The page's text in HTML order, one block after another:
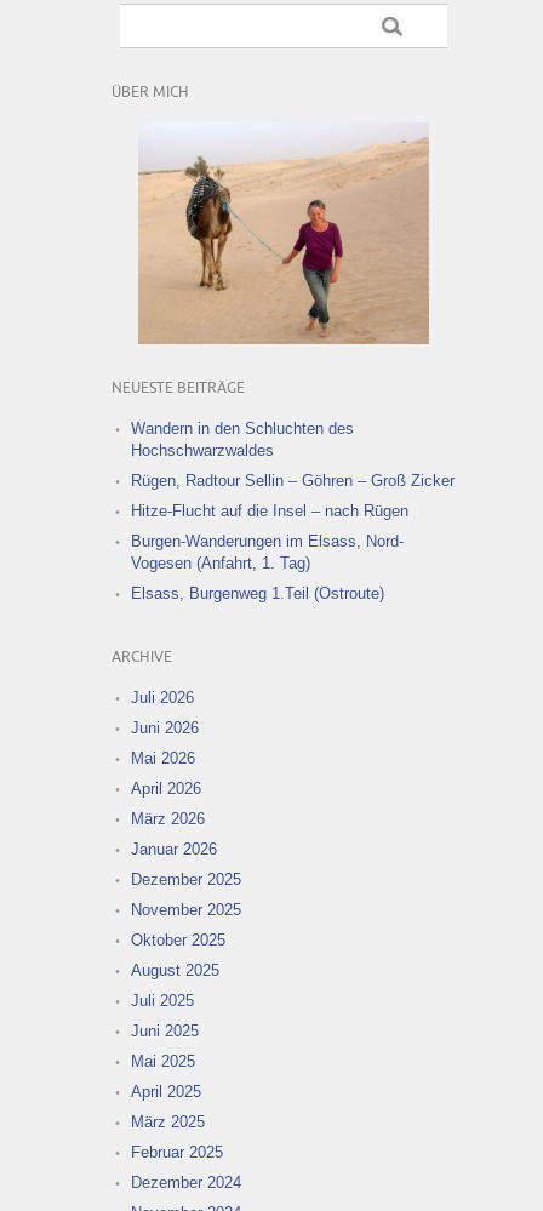
ÜBER MICH
NEUESTE BEITRÄGE
Wandern in den Schluchten des
Hochschwarzwaldes
Rügen, Radtour Sellin – Göhren – Groß Zicker
Hitze-Flucht auf die Insel – nach Rügen
Burgen-Wanderungen im Elsass, Nord-
Vogesen (Anfahrt, 1. Tag)
Elsass, Burgenweg 1.Teil (Ostroute)
ARCHIVE
Juli 2026
Juni 2026
Mai 2026
April 2026
März 2026
Januar 2026
Dezember 2025
November 2025
Oktober 2025
August 2025
Juli 2025
Juni 2025
Mai 2025
April 2025
März 2025
Februar 2025
Dezember 2024